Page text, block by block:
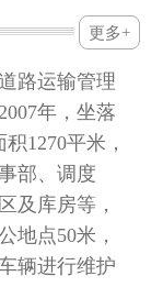
更多+
路运输管理
年，坐落
1270平米，
部、调度
及库房等，
地点50米，
辆进行维护